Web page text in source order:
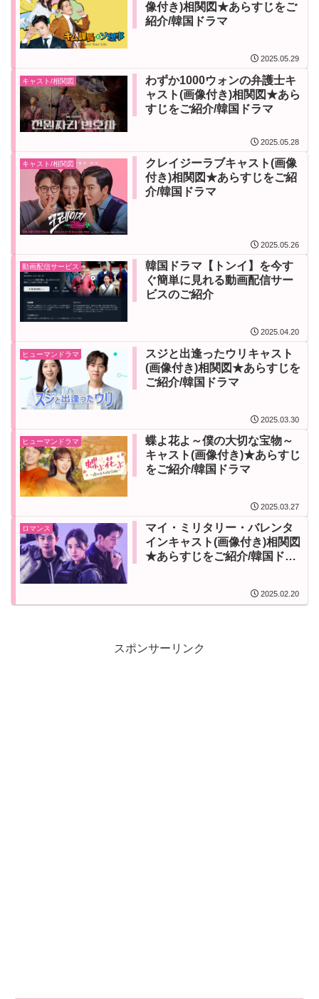
像付き)相関図★あらすじをご
紹介/韓国ドラマ
2025.05.29
キャスト/相関図
わずか1000ウォンの弁護士キ
ャスト(画像付き)相関図★あら
すじをご紹介/韓国ドラマ
2025.05.28
キャスト/相関図
クレイジーラブキャスト(画像
付き)相関図★あらすじをご紹
介/韓国ドラマ
2025.05.26
動画配信サービス
韓国ドラマ【トンイ】を今す
ぐ簡単に見れる動画配信サー
ビスのご紹介
2025.04.20
ヒューマンドラマ
スジと出逢ったウリキャスト
(画像付き)相関図★あらすじを
ご紹介/韓国ドラマ
2025.03.30
ヒューマンドラマ
蝶よ花よ～僕の大切な宝物～
キャスト(画像付き)★あらすじ
をご紹介/韓国ドラマ
2025.03.27
ロマンス
マイ・ミリタリー・バレンタ
インキャスト(画像付き)相関図
★あらすじをご紹介/韓国ドラ
2025.02.20
スポンサーリンク